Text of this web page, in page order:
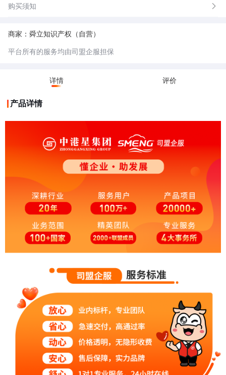
二、服务内容：
3.官方状态跟进，官方文件传达及分析；
5.一对一在线服务。
购买须知
商家：舜立知识产权（自营）
平台所有的服务均由司盟企服担保
详情 评价
产品详情